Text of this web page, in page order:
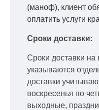
(маноф), клиент
оплатить услуги
Сроки доставки:
Сроки доставки
указываются
доставки
воскресенья по
выходные,